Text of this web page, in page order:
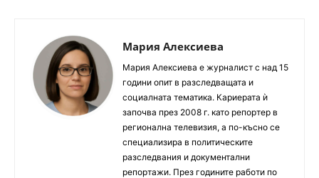
Мария Алексиева
Мария Алексиева е журналист с над 15
години опит в разследващата и
социалната тематика. Кариерата ѝ
започва през 2008 г. като репортер в
регионална телевизия, а по-късно се
специализира в политическите
разследвания и документални
репортажи. През годините работи по